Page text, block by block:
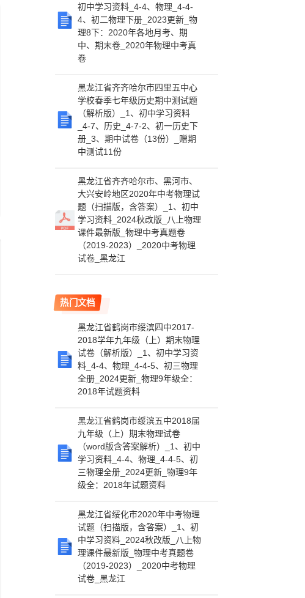
初中学习资料_4-4、物理_4-4-
4、初二物理下册_2023更新_物
理8下：2020年各地月考、期
中、期末卷_2020年物理中考真
卷
黑龙江省齐齐哈尔市四里五中心
学校春季七年级历史期中测试题
（解析版）_1、初中学习资料
_4-7、历史_4-7-2、初一历史下
册_3、期中试卷（13份）_赠期
中测试11份
黑龙江省齐齐哈尔市、黑河市、
大兴安岭地区2020年中考物理试
题（扫描版，含答案）_1、初中
学习资料_2024秋改版_八上物理
课件最新版_物理中考真题卷
（2019-2023）_2020中考物理
试卷_黑龙江
热门文档
黑龙江省鹤岗市绥滨四中2017-
2018学年九年级（上）期末物理
试卷（解析版）_1、初中学习资
料_4-4、物理_4-4-5、初三物理
全册_2024更新_物理9年级全：
2018年试题资料
黑龙江省鹤岗市绥滨五中2018届
九年级（上）期末物理试卷
（word版含答案解析）_1、初中
学习资料_4-4、物理_4-4-5、初
三物理全册_2024更新_物理9年
级全：2018年试题资料
黑龙江省绥化市2020年中考物理
试题（扫描版，含答案）_1、初
中学习资料_2024秋改版_八上物
理课件最新版_物理中考真题卷
（2019-2023）_2020中考物理
试卷_黑龙江